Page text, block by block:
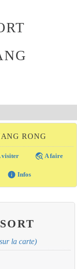
RONG
visiter travel_explore A faire
info Infos
la carte)